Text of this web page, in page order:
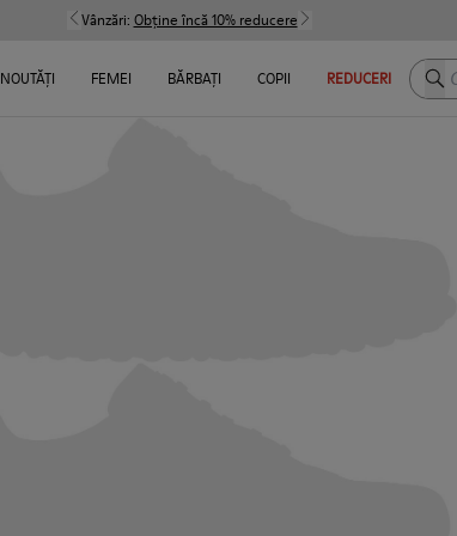
Vânzări: Obține încă 10% reducere
NOUTĂȚI FEMEI BĂRBAȚI COPII REDUCERI